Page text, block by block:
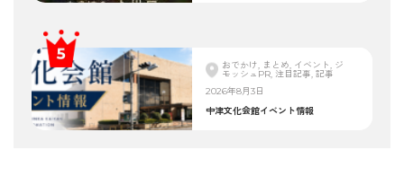
おでかけ, まとめ, イベント, ジ
モッシュPR, 注目記事, 記事
2026年8月3日
中津文化会館イベント情報